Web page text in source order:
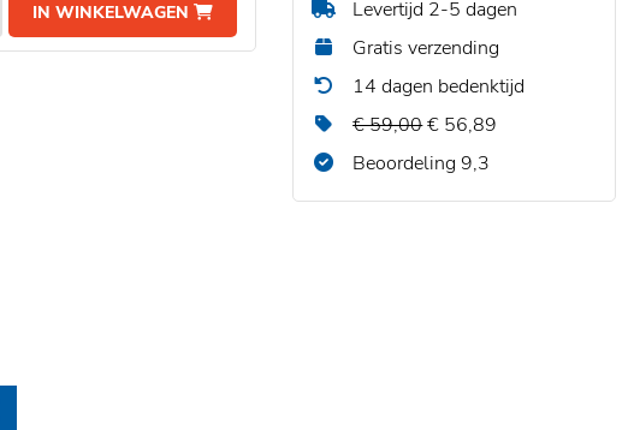
IN WINKELWAGEN
Levertijd 2-5 dagen
Gratis verzending
14 dagen bedenktijd
€ 59,00€ 56,89
Beoordeling 9,3